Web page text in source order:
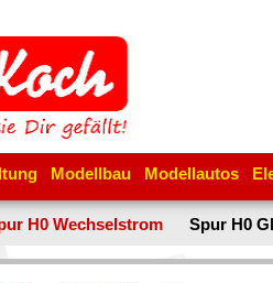
Modellbau Modellautos
H0 Wechselstrom Spur H0